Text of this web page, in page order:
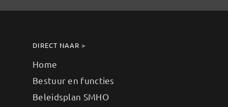
DIRECT NAAR >
Home
Bestuur en functies
Beleidsplan SMHO